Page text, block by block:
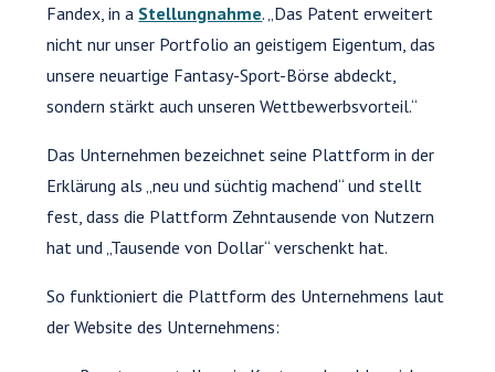
Fandex, in a Stellungnahme. „Das Patent erweitert
nicht nur unser Portfolio an geistigem Eigentum, das
unsere neuartige Fantasy-Sport-Börse abdeckt,
sondern stärkt auch unseren Wettbewerbsvorteil.“
Das Unternehmen bezeichnet seine Plattform in der
Erklärung als „neu und süchtig machend“ und stellt
fest, dass die Plattform Zehntausende von Nutzern
hat und „Tausende von Dollar“ verschenkt hat.
So funktioniert die Plattform des Unternehmens laut
der Website des Unternehmens: